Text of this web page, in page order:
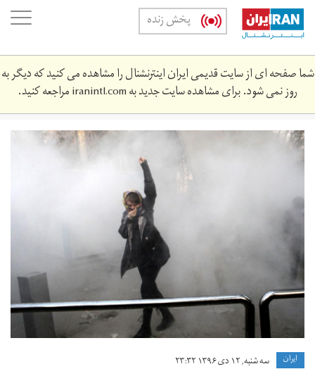
Skip
main
content
پخش زنده
شما صفحه ای از سایت قدیمی ایران اینترنشنال را مشاهده می کنید که دیگر به
روز نمی شود. برای مشاهده سایت جدید بهiranintl.comمراجعه کنید.
3165262.jpg
ايران سه شنبه, ۱۲ دی ۱۳۹۶ ۲۳:۳۲